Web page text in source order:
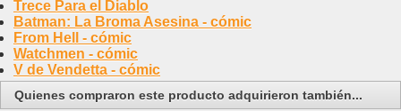
Trece Para el Diablo
Batman: La Broma Asesina - cómic
From Hell - cómic
Watchmen - cómic
V de Vendetta - cómic
Quienes compraron este producto adquirieron también...